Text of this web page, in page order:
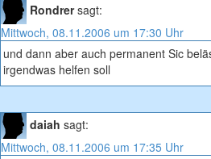
Rondrer sagt:
Mittwoch, 08.11.2006 um 17:30 Uhr
und dann aber auch permanent Sic
irgendwas helfen soll
daiah sagt:
Mittwoch, 08.11.2006 um 17:35 Uhr